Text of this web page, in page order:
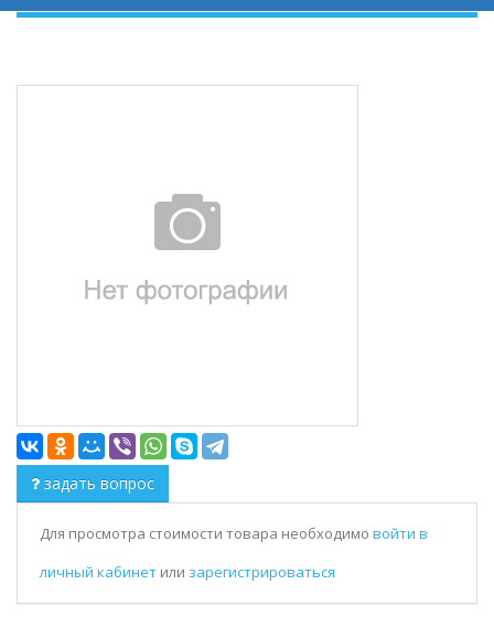
задать вопрос
Для просмотра стоимости товара необходимо войти в
личный кабинет или зарегистрироваться